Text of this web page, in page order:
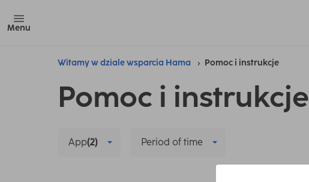
Menu
Witamy w dziale wsparcia Hama Pomoc i instrukcje
Pomoc i instrukcje
App(2) Period of time